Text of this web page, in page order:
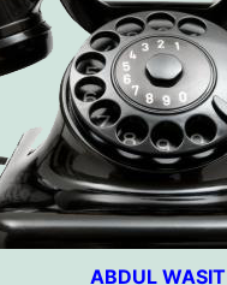
ABDUL WASIT